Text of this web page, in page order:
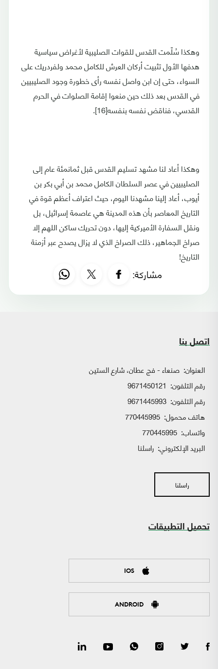
وهكذا سُلّمت القدس للقوات الصليبية لأغراض سياسية
هدفها الأول تثبيت أركان العرش للكامل محمد ولفردريك على
السواء، حتى إن ابن واصل نفسه رأى خطورة وجود الصليبيين
في القدس بعد ذلك حين منعوا إقامة الصلوات في الحرم
القدسي، فناقض نفسه بنفسه[16].
وهكذا أعاد لنا مشهد تسليم القدس قبل ثمانمئة عام إلى
الصليبيين في عصر السلطان الكامل محمد بن أبي بكر بن
أيوب، أعاد إلينا مشهدنا اليوم، حيث اعتراف أعظم قوة في
التاريخ المعاصر بأن هذه المدينة هي عاصمة إسرائيل، بل
ونقل السفارة الأميركية إليها، دون تحريك ساكن اللهم إلا
صراخ الجماهير، ذلك الصراخ الذي لا يزال يصدح عبر أزمنة
التاريخ!
مشاركة:
اتصل بنا
العنوان: صنعاء - فج عطان، شارع الستين
رقم التلفون: 9671450121
رقم التلفون: 9671445993
هاتف محمول: 770445995
واتساب:
البريد الإلكتروني: راسلنا
راسلنا
تحميل التطبيقات
IOS
ANDROID